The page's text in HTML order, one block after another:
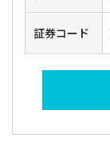
証券コード